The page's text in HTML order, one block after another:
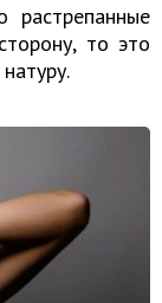
растрепанные
то это